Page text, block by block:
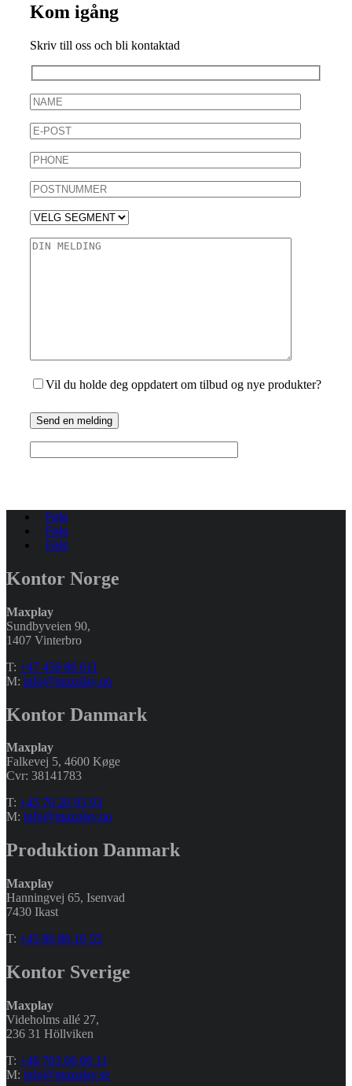
Kom igång
Skriv till oss och bli kontaktad
Vil du holde deg oppdatert om tilbud og nye produkter?
Send en melding
Følg
Følg
Følg
Kontor Norge
Maxplay
Sundbyveien 90,
1407 Vinterbro
T: +47 458 86 611
M: info@maxplay.no
Kontor Danmark
Maxplay
Falkevej 5, 4600 Køge
Cvr: 38141783
T: +45 70 20 93 93
M: info@maxplay.no
Produktion Danmark
Maxplay
Hanningvej 65, Isenvad
7430 Ikast
T: +45 86 86 10 55
Kontor Sverige
Maxplay
Videholms allé 27,
236 31 Höllviken
T: +46 703 66 66 11
M: info@maxplay.se